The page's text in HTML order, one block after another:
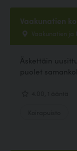
Vaakunatien
Vaakunatien ja
Äskettäin
puolet